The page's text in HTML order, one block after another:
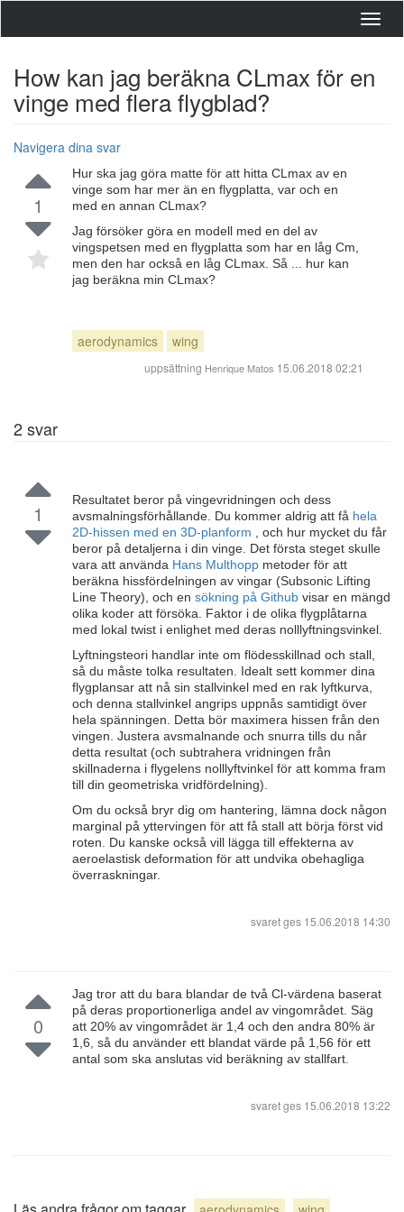
How kan jag beräkna CLmax för en
vinge med flera flygblad?
Navigera dina svar
1
Hur ska jag göra matte för att hitta CLmax av en
vinge som har mer än en flygplatta, var och en
med en annan CLmax?
Jag försöker göra en modell med en del av
vingspetsen med en flygplatta som har en låg Cm,
men den har också en låg CLmax. Så ... hur kan
jag beräkna min CLmax?
aerodynamics wing
uppsättning Henrique Matos 15.06.2018 02:21
2svar
1
Resultatet beror på vingevridningen och dess
avsmalningsförhållande. Du kommer aldrig att få hela
2D-hissen med en 3D-planform
, och hur mycket du får
beror på detaljerna i din vinge. Det första steget skulle
vara att använda Hans Multhopp metoder för att
beräkna hissfördelningen av vingar (Subsonic Lifting
Line Theory), och en sökning på Github visar en mängd
olika koder att försöka. Faktor i de olika flygplåtarna
med lokal twist i enlighet med deras nolllyftningsvinkel.
Lyftningsteori handlar inte om flödesskillnad och stall,
så du måste tolka resultaten. Idealt sett kommer dina
flygplansar att nå sin stallvinkel med en rak lyftkurva,
och denna stallvinkel angrips uppnås samtidigt över
hela spänningen. Detta bör maximera hissen från den
vingen. Justera avsmalnande och snurra tills du når
detta resultat (och subtrahera vridningen från
skillnaderna i flygelens nolllyftvinkel för att komma fram
till din geometriska vridfördelning).
Om du också bryr dig om hantering, lämna dock någon
marginal på yttervingen för att få stall att börja först vid
roten. Du kanske också vill lägga till effekterna av
aeroelastisk deformation för att undvika obehagliga
överraskningar.
svaret ges 15.06.2018 14:30
0
Jag tror att du bara blandar de två Cl-värdena baserat
på deras proportionerliga andel av vingområdet. Säg
att 20% av vingområdet är 1,4 och den andra 80% är
1,6, så du använder ett blandat värde på 1,56 för ett
antal som ska anslutas vid beräkning av stallfart.
svaret ges 15.06.2018 13:22